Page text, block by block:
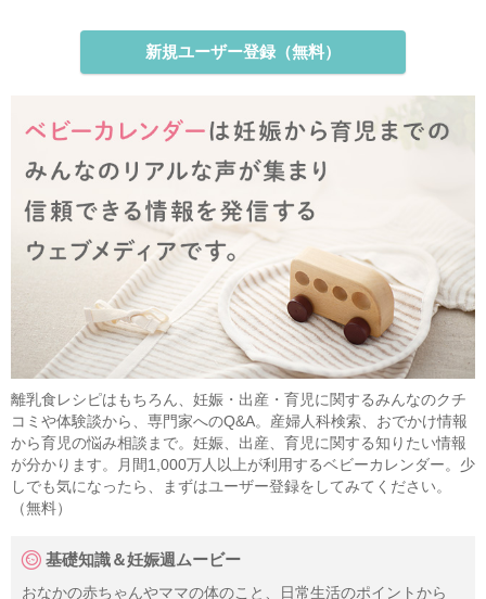
新規ユーザー登録（無料）
離乳食レシピはもちろん、妊娠・出産・育児に関するみんなのクチ
コミや体験談から、専門家へのQ&A。産婦人科検索、おでかけ情報
から育児の悩み相談まで。妊娠、出産、育児に関する知りたい情報
が分かります。月間1,000万人以上が利用するベビーカレンダー。少
しでも気になったら、まずはユーザー登録をしてみてください。
（無料）
基礎知識＆妊娠週ムービー
おなかの赤ちゃんやママの体のこと、日常生活のポイントから